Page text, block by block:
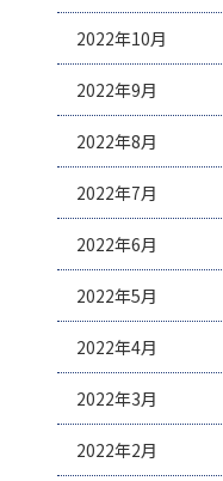
2022年10月
2022年9月
2022年8月
2022年7月
2022年6月
2022年5月
2022年4月
2022年3月
2022年2月